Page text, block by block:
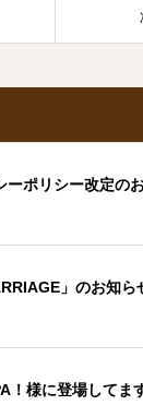
ーポリシー改定の
」のお知ら
様に登場してま